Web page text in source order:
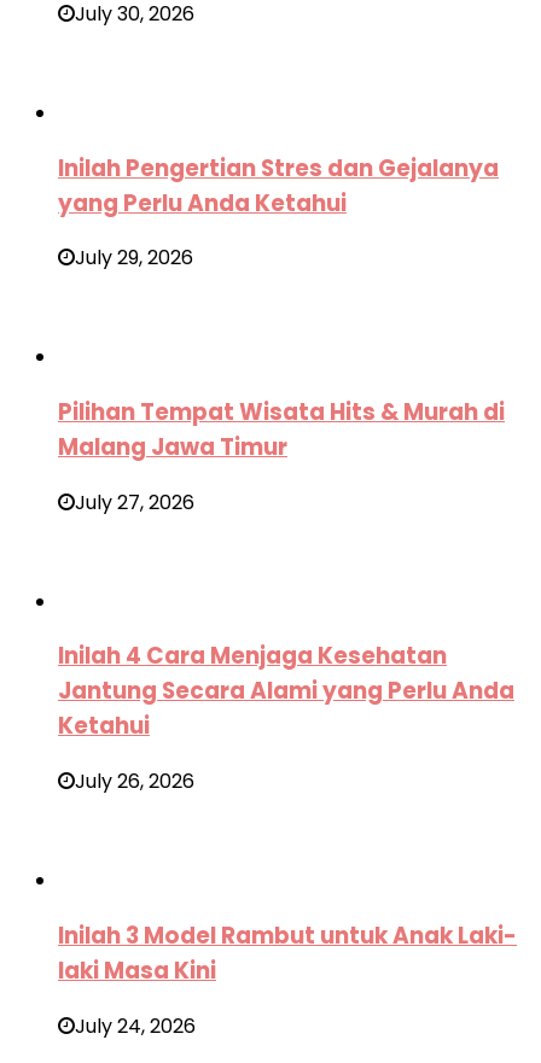
July 30, 2026
Inilah Pengertian Stres dan Gejalanya
yang Perlu Anda Ketahui
July 29, 2026
Pilihan Tempat Wisata Hits & Murah di
Malang Jawa Timur
July 27, 2026
Inilah 4 Cara Menjaga Kesehatan
Jantung Secara Alami yang Perlu Anda
Ketahui
July 26, 2026
Inilah 3 Model Rambut untuk Anak Laki-
laki Masa Kini
July 24, 2026